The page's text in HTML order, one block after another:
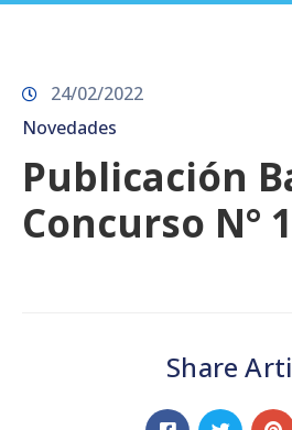
24/02/2022
Novedades
Publicación
Concurso N°
Share